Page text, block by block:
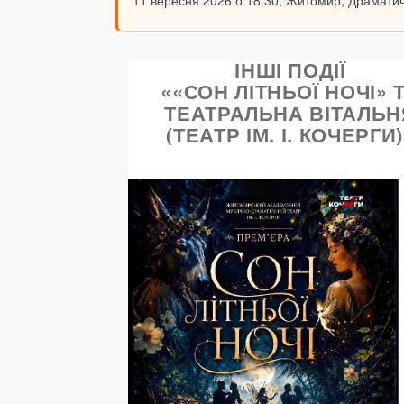
ІНШІ ПОДІЇ
««СОН ЛІТНЬОЇ НОЧІ»
ТЕАТРАЛЬНА
(ТЕАТР ІМ. І.